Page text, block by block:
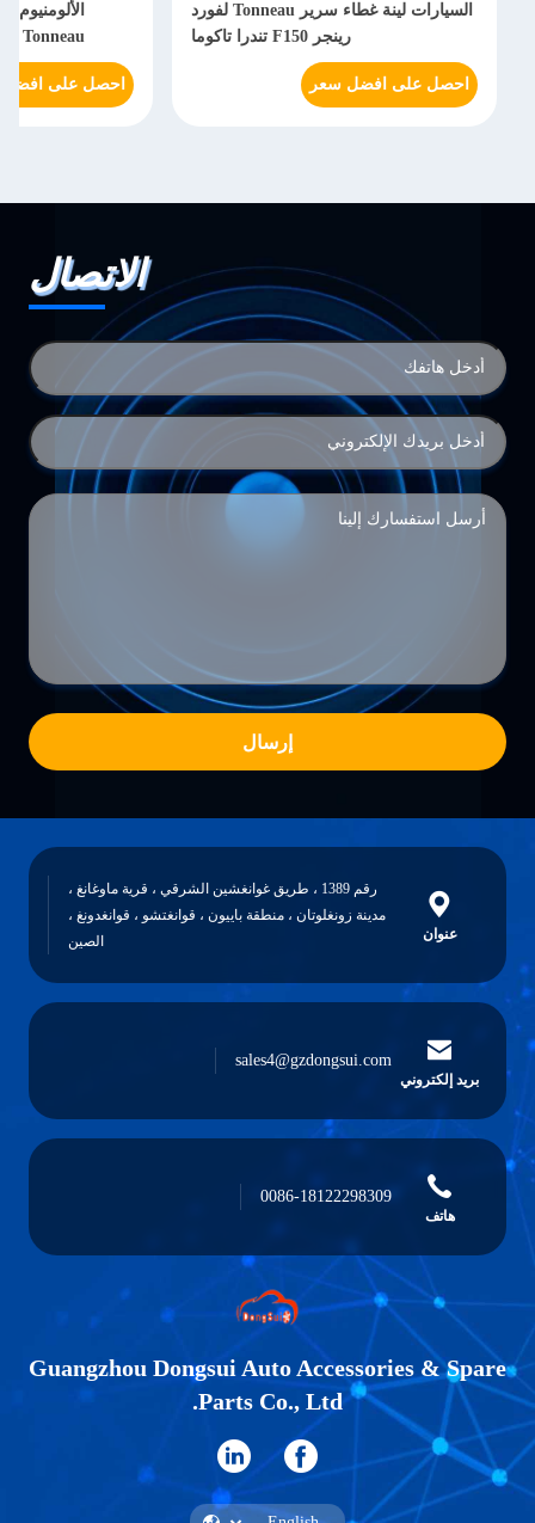
السيارات لينة غطاء سرير Tonneau لفورد
رينجر F150 تندرا تاكوما
احصل على افضل سعر
Tonneau لـ D- MAX 2013 4 أبواب
احصل على
الاتصال
إرسال
عنوان
رقم 1389 ، طريق غوانغشين الشرقي ، قرية ماوغانغ ،
مدينة زونغلوتان ، منطقة باييون ، قوانغتشو ، قوانغدونغ ،
الصين
بريد إلكتروني
sales4@gzdongsui.com
هاتف
0086-18122298309
Guangzhou Dongsui Auto Accessories & Spare
Parts Co., Ltd.